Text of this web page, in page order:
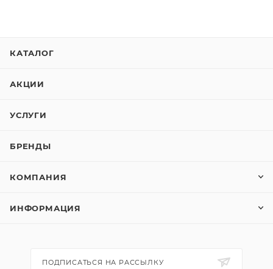
КАТАЛОГ
АКЦИИ
УСЛУГИ
БРЕНДЫ
КОМПАНИЯ
ИНФОРМАЦИЯ
ПОДПИСАТЬСЯ НА РАССЫЛКУ